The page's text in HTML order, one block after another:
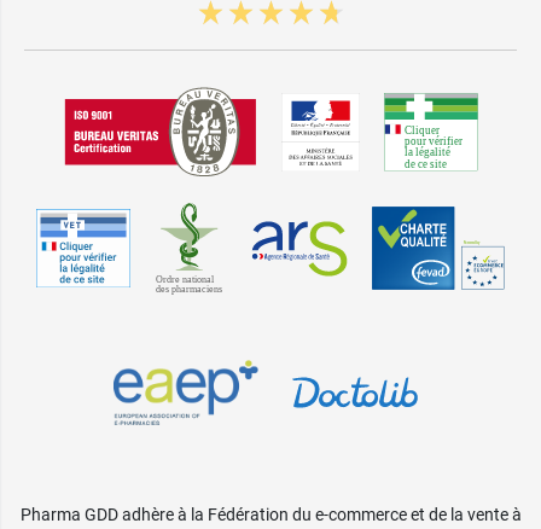
Pharma GDD adhère à la Fédération du e-commerce et de la vente à